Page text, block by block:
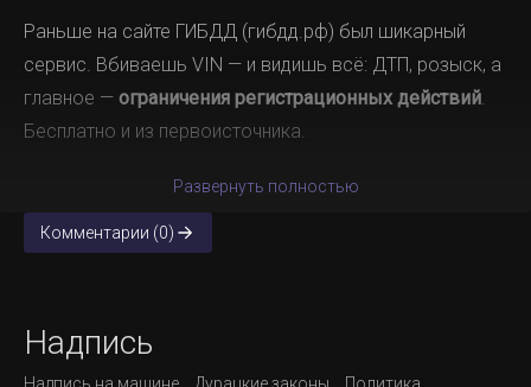
Раньше на сайте ГИБДД (гибдд.рф) был шикарный
сервис. Вбиваешь VIN — и видишь всё: ДТП, розыск, а
главное — ограничения регистрационных действий.
Бесплатно и из первоисточника.
Развернуть полностью
Комментарии (0)
Надпись